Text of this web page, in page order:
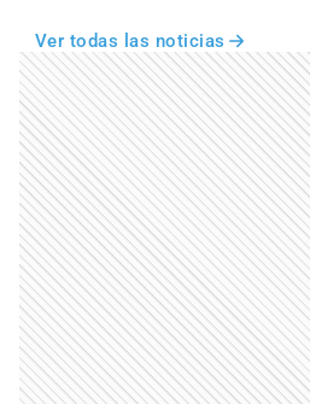
Ver todas las noticias